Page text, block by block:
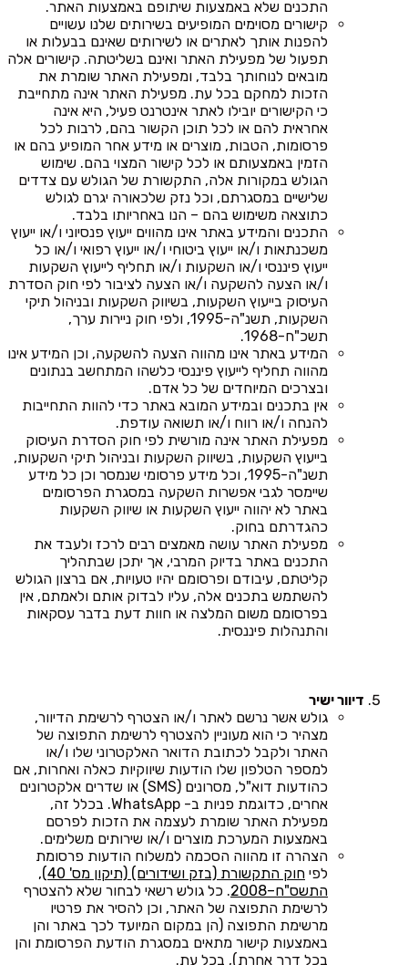
התכנים שלא באמצעות שיתופם באמצעות האתר.
קישורים מסוימים המופיעים בשירותים שלנו עשויים
להפנות אותך לאתרים או לשירותים שאינם בבעלות או
תפעול של מפעילת האתר ואינם בשליטתה. קישורים אלה
מובאים לנוחותך בלבד, ומפעילת האתר שומרת את
הזכות למחקם בכל עת. מפעילת האתר אינה מתחייבת
כי הקישורים יובילו לאתר אינטרנט פעיל, היא אינה
אחראית להם או לכל תוכן הקשור בהם, לרבות לכל
פרסומות, הטבות, מוצרים או מידע אחר המופיע בהם או
הזמין באמצעותם או לכל קישור המצוי בהם. שימוש
הגולש במקורות אלה, התקשורת של הגולש עם צדדים
שלישיים במסגרתם, וכל נזק שלכאורה יגרם לגולש
כתוצאה משימוש בהם – הנו באחריותו בלבד.
התכנים והמידע באתר אינו מהווים ייעוץ פנסיוני ו/או ייעוץ
משכנתאות ו/או ייעוץ ביטוחי ו/או ייעוץ רפואי ו/או כל
ייעוץ פיננסי ו/או השקעות ו/או תחליף לייעוץ השקעות
ו/או הצעה להשקעה ו/או הצעה לציבור לפי חוק הסדרת
העיסוק בייעוץ השקעות, בשיווק השקעות ובניהול תיקי
השקעות, תשנ"ה-1995, ולפי חוק ניירות ערך,
תשכ"ח-1968.
המידע באתר אינו מהווה הצעה להשקעה, וכן המידע אינו
מהווה תחליף לייעוץ פיננסי כלשהו המתחשב בנתונים
ובצרכים המיוחדים של כל אדם.
אין בתכנים ובמידע המובא באתר כדי להוות התחייבות
להנחה ו/או רווח ו/או תשואה עודפת.
מפעילת האתר אינה מורשית לפי חוק הסדרת העיסוק
בייעוץ השקעות, בשיווק השקעות ובניהול תיקי השקעות,
תשנ"ה-1995, וכל מידע פרסומי שנמסר וכן כל מידע
שיימסר לגבי אפשרות השקעה במסגרת הפרסומים
באתר לא יהווה ייעוץ השקעות או שיווק השקעות
כהגדרתם בחוק.
מפעילת האתר עושה מאמצים רבים לרכז ולעבד את
התכנים באתר בדיוק המרבי, אך יתכן שבתהליך
קליטתם, עיבודם ופרסומם יהיו טעויות, אם ברצון הגולש
להשתמש בתכנים אלה, עליו לבדוק אותם ולאמתם, אין
בפרסומם משום המלצה או חוות דעת בדבר עסקאות
והתנהלות פיננסית.
דיוור ישיר
גולש אשר נרשם לאתר ו/או הצטרף לרשימת הדיוור,
מצהיר כי הוא מעוניין להצטרף לרשימת התפוצה של
האתר ולקבל לכתובת הדואר האלקטרוני שלו ו/או
למספר הטלפון שלו הודעות שיווקיות כאלה ואחרות, אם
כהודעות דוא"ל, מסרונים (SMS) או שדרים אלקטרונים
אחרים, כדוגמת פניות ב- WhatsApp. בכלל זה,
מפעילת האתר שומרת לעצמה את הזכות לפרסם
באמצעות המערכת מוצרים ו/או שירותים משלימים.
הצהרה זו מהווה הסכמה למשלוח הודעות פרסומת
לפי
חוק התקשורת (בזק ושידורים) (תיקון מס' 40),
התשס"ח–2008
. כל גולש רשאי לבחור שלא להצטרף
לרשימת התפוצה של האתר, וכן להסיר את פרטיו
מרשימת התפוצה (הן במקום המיועד לכך באתר והן
באמצעות קישור מתאים במסגרת הודעת הפרסומת והן
בכל דרך אחרת), בכל עת.